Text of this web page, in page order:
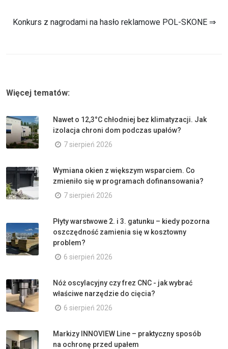
Konkurs z nagrodami na hasło reklamowe POL-SKONE ⇒
Więcej tematów:
Nawet o 12,3°C chłodniej bez klimatyzacji. Jak
izolacja chroni dom podczas upałów?
7 sierpień 2026
Wymiana okien z większym wsparciem. Co
zmieniło się w programach dofinansowania?
7 sierpień 2026
Płyty warstwowe 2. i 3. gatunku – kiedy pozorna
oszczędność zamienia się w kosztowny
problem?
6 sierpień 2026
Nóż oscylacyjny czy frez CNC - jak wybrać
właściwe narzędzie do cięcia?
6 sierpień 2026
Markizy INNOVIEW Line – praktyczny sposób
na ochronę przed upałem